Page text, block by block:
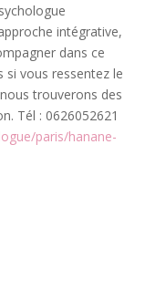
intégrative,
dans ce
si vous ressentez le
trouverons des
Tél : 0626052621
paris/hanane-